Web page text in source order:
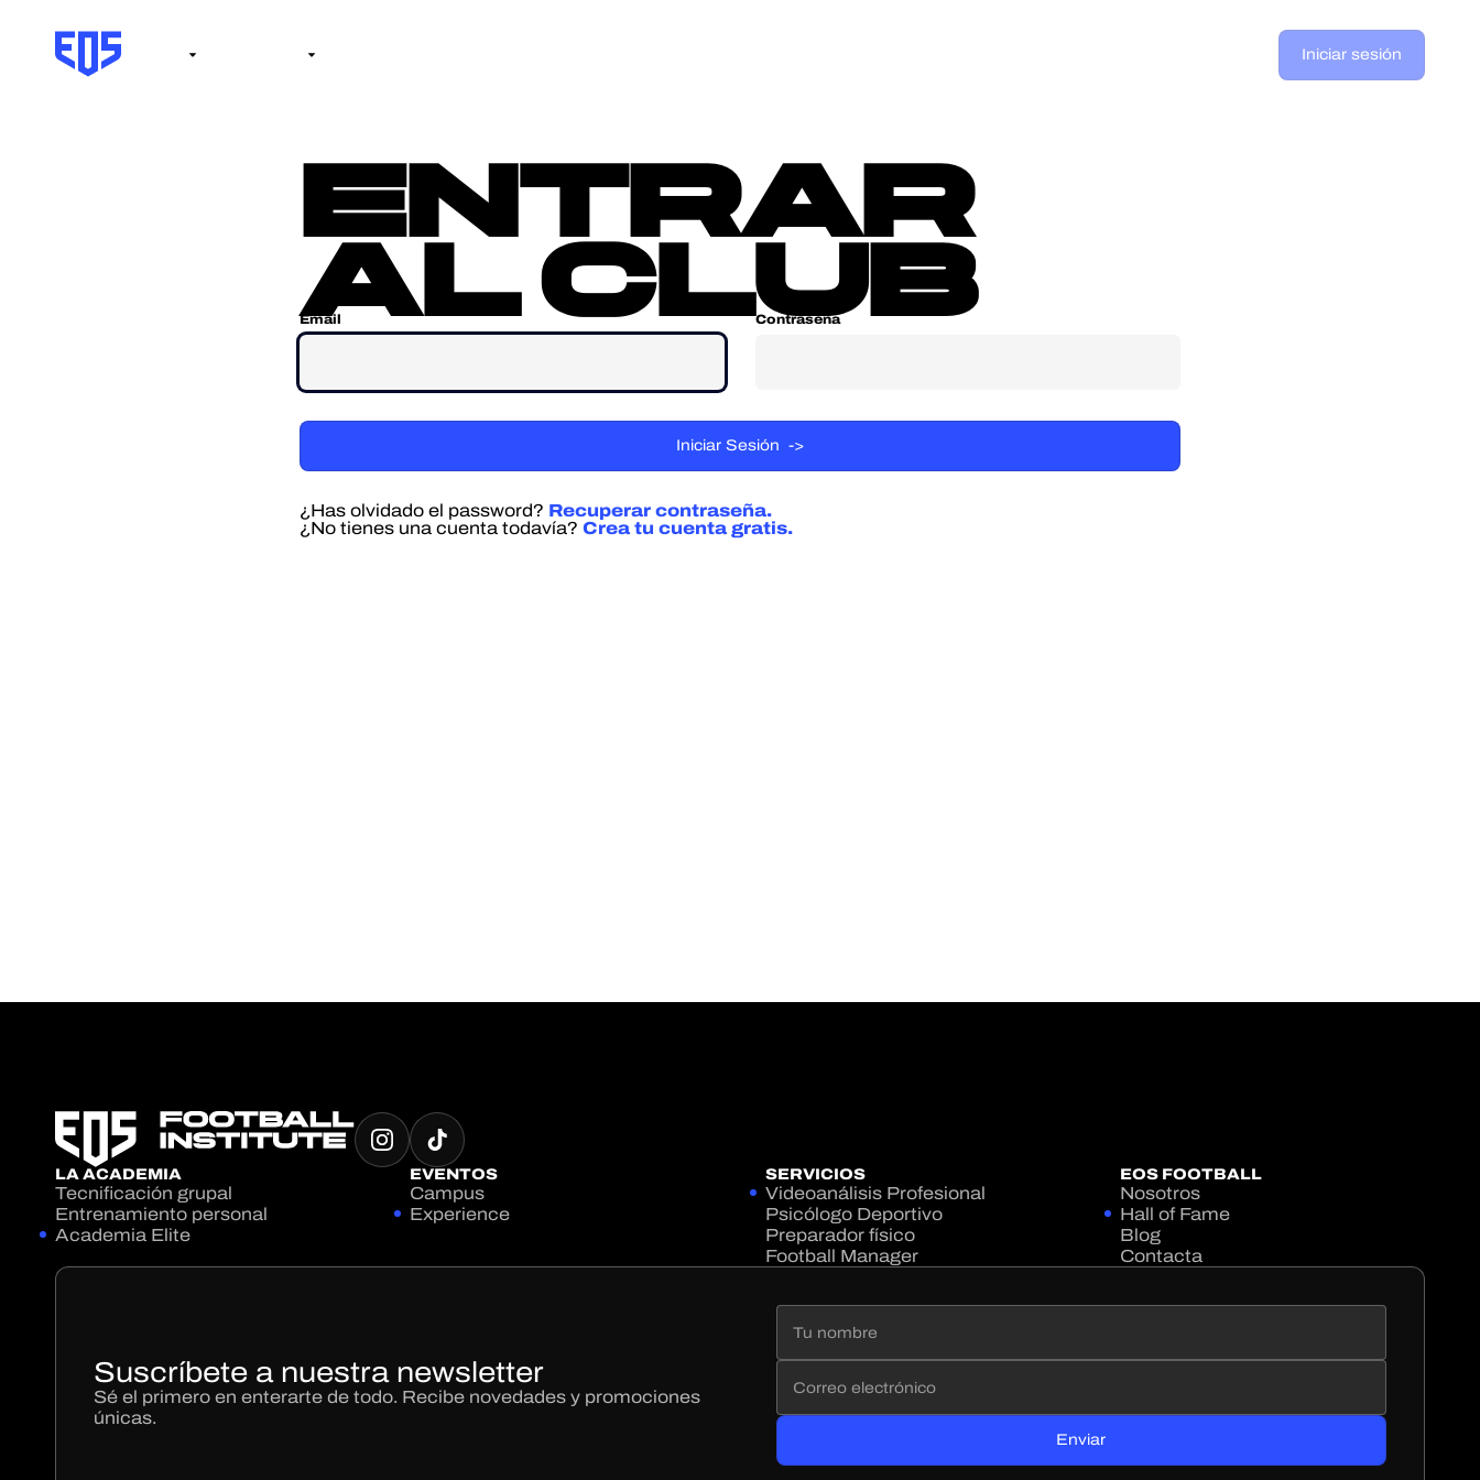
Iniciar sesión
entrar
al club
Email Contraseña
¿Has olvidado el password? Recuperar contraseña.
¿No tienes una cuenta todavía? Crea tu cuenta gratis.
LA ACADEMIA
Tecnificación grupal
Entrenamiento personal
Academia Elite
EVENTOS
Campus
Experience
SERVICIOS
Videoanálisis Profesional
Psicólogo Deportivo
Preparador físico
Football Manager
EOS FOOTBALL
Nosotros
Hall of Fame
Blog
Contacta
Suscríbete a nuestra newsletter
Sé el primero en enterarte de todo. Recibe novedades y promociones
únicas.